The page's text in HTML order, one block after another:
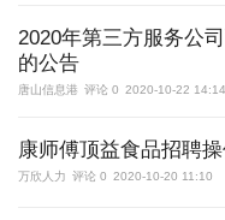
2020年第三方服务公
的公告
唐山信息港 评论 0 2020-10-22 14:14
康师傅顶益食品招聘
万欣人力 评论 0 2020-10-20 11:10